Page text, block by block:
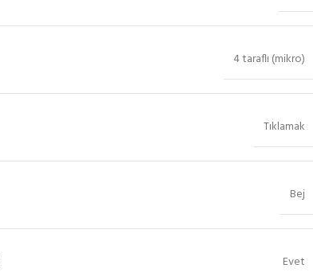
4 taraflı (mikro)
Tıklamak
Bej
Evet